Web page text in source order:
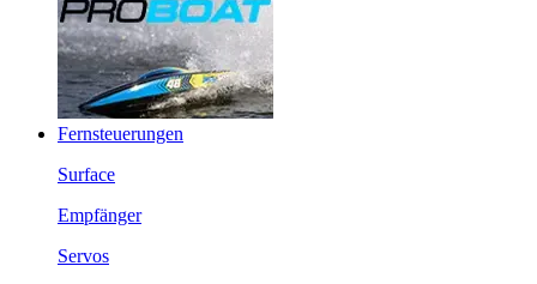
Fernsteuerungen
Surface
Empfänger
Servos